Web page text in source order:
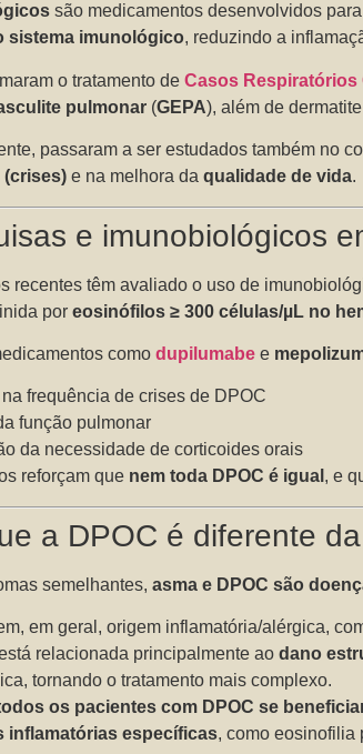
são medicamentos desenvolvidos
sistema imunológico, reduzindo a
o tratamento deCasos Respiratórios
pulmonar (GEPA), além de
passaram a ser estudados também no
(crises) e na melhora daqualidade de vida.
e imunobiológicos
recentes têm avaliado o uso de
poreosinófilos ≥ 300 células/µL no
comodupilumabe e
frequência de crises de DPOC
função pulmonar
da necessidade de corticoides orais
reforçam que nem toda DPOC é igual , e
a DPOC é diferente
semelhantes,asma e DPOC são
em geral, origem inflamatória/alérgica,
relacionada principalmente aodano
tornando o tratamento mais complexo.
os pacientes com DPOC se
inflamatórias específicas, como eosinofilia